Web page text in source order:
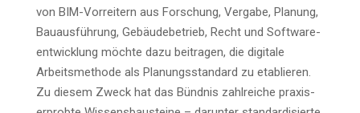
von BIM-Vor­rei­tern aus For­schung, Ver­ga­be, Pla­nung,
Bau­aus­füh­rung, Gebäu­de­be­trieb, Recht und Soft­ware­
ent­wick­lung möch­te dazu bei­tra­gen, die digi­ta­le
Arbeits­me­tho­de als Pla­nungs­stan­dard zu eta­blie­ren.
Zu die­sem Zweck hat das Bünd­nis zahl­rei­che pra­xis­